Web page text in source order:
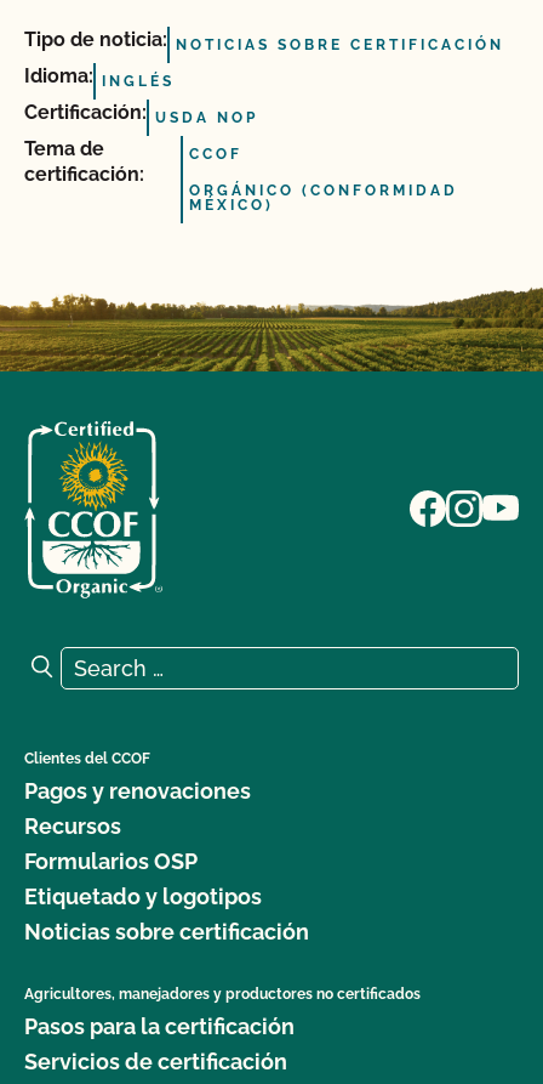
Tipo de noticia: NOTICIAS SOBRE CERTIFICACIÓN
Idioma: INGLÉS
Certificación: USDA NOP
Tema de
certificación:
CCOF
ORGÁNICO (CONFORMIDAD
MÉXICO)
Search for:
Search
Clientes del CCOF
Pagos y renovaciones
Recursos
Formularios OSP
Etiquetado y logotipos
Noticias sobre certificación
Agricultores, manejadores y productores no certificados
Pasos para la certificación
Servicios de certificación